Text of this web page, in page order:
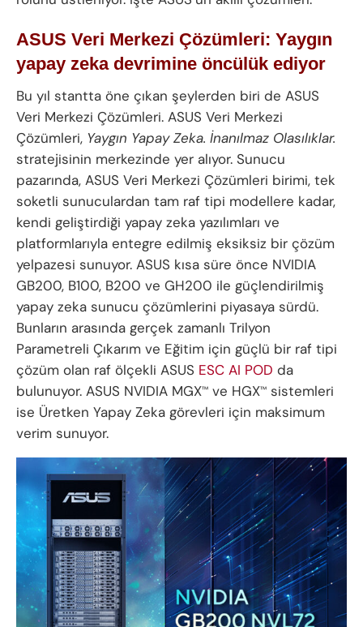
ASUS Veri Merkezi Çözümleri: Yaygın
yapay zeka devrimine öncülük ediyor
Bu yıl stantta öne çıkan şeylerden biri de ASUS
Veri Merkezi Çözümleri. ASUS Veri Merkezi
Çözümleri, Yaygın Yapay Zeka. İnanılmaz Olasılıklar.
stratejisinin merkezinde yer alıyor. Sunucu
pazarında, ASUS Veri Merkezi Çözümleri birimi, tek
soketli sunuculardan tam raf tipi modellere kadar,
kendi geliştirdiği yapay zeka yazılımları ve
platformlarıyla entegre edilmiş eksiksiz bir çözüm
yelpazesi sunuyor. ASUS kısa süre önce NVIDIA
GB200, B100, B200 ve GH200 ile güçlendirilmiş
yapay zeka sunucu çözümlerini piyasaya sürdü.
Bunların arasında gerçek zamanlı Trilyon
Parametreli Çıkarım ve Eğitim için güçlü bir raf tipi
çözüm olan raf ölçekli ASUS ESC AI POD da
bulunuyor. ASUS NVIDIA MGX™ ve HGX™ sistemleri
ise Üretken Yapay Zeka görevleri için maksimum
verim sunuyor.